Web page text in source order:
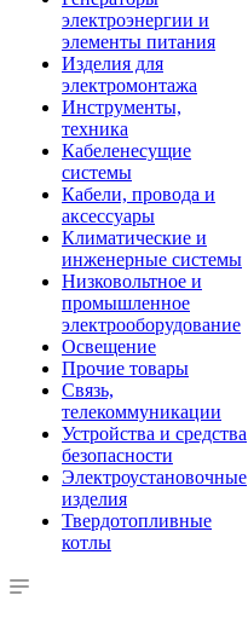
электроэнергии и
элементы питания
Изделия для
электромонтажа
Инструменты,
техника
Кабеленесущие
системы
Кабели, провода и
аксессуары
Климатические и
инженерные системы
Низковольтное и
промышленное
электрооборудование
Освещение
Прочие товары
Связь,
телекоммуникации
Устройства и средства
безопасности
Электроустановочные
изделия
Твердотопливные
котлы